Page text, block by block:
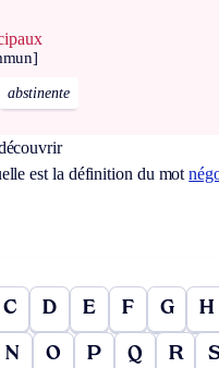
abstinente
est la définition du mot
C D E F G H
N O P Q R